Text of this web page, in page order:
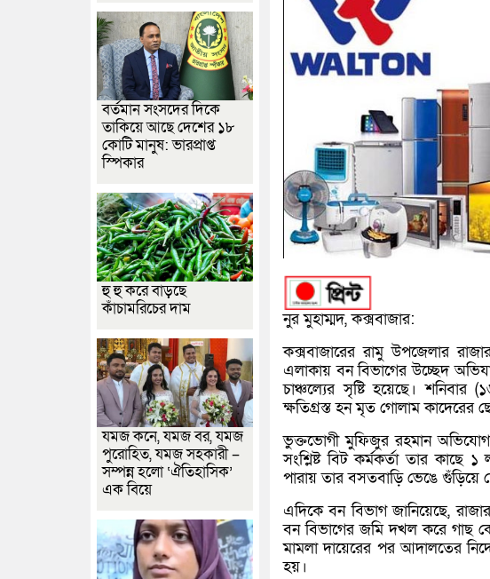
নুর মুহাম্মদ, কক্সবাজার:
কক্সবাজারের রামু উপজেলার
এলাকায় বন বিভাগের উচ্ছেদ
চাঞ্চল্যের সৃষ্টি হয়েছে।
ক্ষতিগ্রস্ত হন মৃত গোলাম কাদেরের
ভুক্তভোগী মুফিজুর রহমান অভিযোগ
সংশ্লিষ্ট বিট কর্মকর্তা তার কাছে
পারায় তার বসতবাড়ি ভেঙে
এদিকে বন বিভাগ জানিয়েছে,
বন বিভাগের জমি দখল করে গাছ
মামলা দায়েরের পর আদালতের
হয়।
বর্তমান সংসদের দিকে
তাকিয়ে আছে দেশের ১৮
কোটি মানুষ: ভারপ্রাপ্ত
স্পিকার
হু হু করে বাড়ছে
কাঁচামরিচের দাম
যমজ কনে, যমজ বর, যমজ
পুরোহিত, যমজ সহকারী –
সম্পন্ন হলো ‘ঐতিহাসিক’
এক বিয়ে